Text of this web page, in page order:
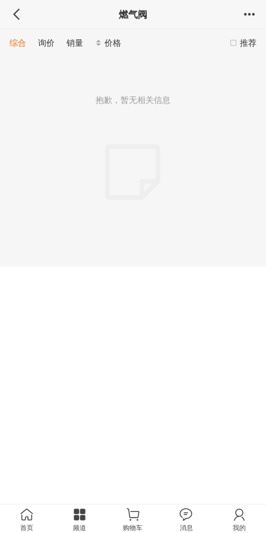
燃气阀
推荐
综合 询价 销量 价格
抱歉，暂无相关信息
首页 频道 购物车 消息 我的